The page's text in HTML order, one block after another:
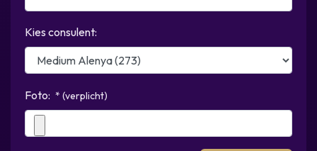
Kies consulent:
Foto: * (verplicht)